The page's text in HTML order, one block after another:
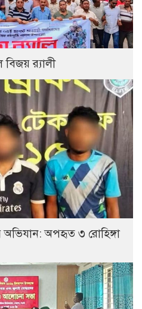
বিজয় র‍্যালী
অভিযান: অপহৃত ৩ রোহিঙ্গা